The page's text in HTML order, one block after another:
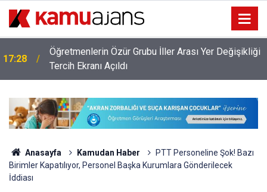
17:28
Öğretmenlerin Özür Grubu İller Arası Yer Değişikliği
Tercih Ekranı Açıldı
Anasayfa Kamudan Haber
PTT Personeline Şok! Bazı
Birimler Kapatılıyor, Personel Başka Kurumlara Gönderilecek
İddiası